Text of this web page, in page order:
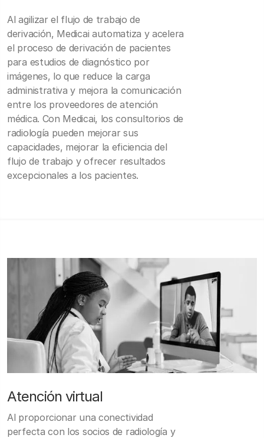
Al agilizar el flujo de trabajo de
derivación, Medicai automatiza y acelera
el proceso de derivación de pacientes
para estudios de diagnóstico por
imágenes, lo que reduce la carga
administrativa y mejora la comunicación
entre los proveedores de atención
médica. Con Medicai, los consultorios de
radiología pueden mejorar sus
capacidades, mejorar la eficiencia del
flujo de trabajo y ofrecer resultados
excepcionales a los pacientes.
Atención virtual
Al proporcionar una conectividad
perfecta con los socios de radiología y